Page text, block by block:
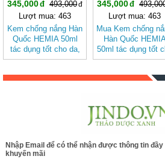
345,000
493,000
Lượt mua: 463
Kem chống nắng Hàn
Quốc HEMIA 50ml
tác dụng tốt cho da,
chống nắng, nâng
đều màu
345,000
Lượt mua: 463
Mua Kem chống
Hàn Quốc
50ml tác dụng tốt
da chống nắng
Nhập Email để có thể nhận được thông tin
khuyến mãi